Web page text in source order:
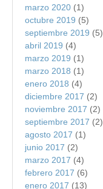
marzo 2020 (1)
octubre 2019 (5)
septiembre 2019 (5)
abril 2019 (4)
marzo 2019 (1)
marzo 2018 (1)
enero 2018 (4)
diciembre 2017 (2)
noviembre 2017 (2)
septiembre 2017 (2)
agosto 2017 (1)
junio 2017 (2)
marzo 2017 (4)
febrero 2017 (6)
enero 2017 (13)